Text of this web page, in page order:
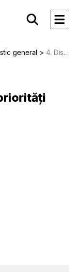
general 4. Disfunctionalităţi şi priorităţi